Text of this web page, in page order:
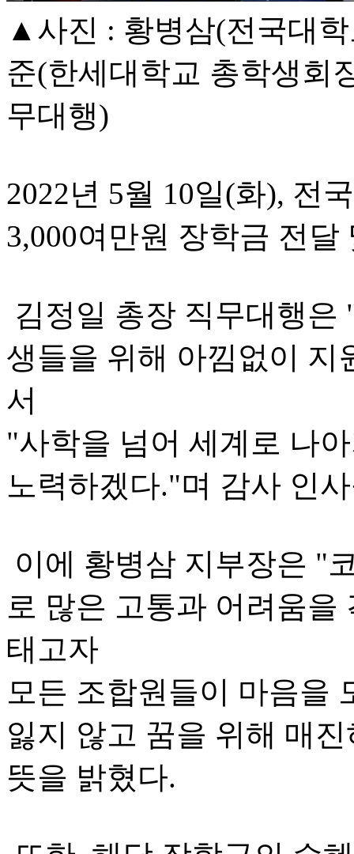
▲사진 : 황병삼(전국대
준(한세대학교 총학생회
무대행)
2022년 5월 10일(화), 전
3,000여만원 장학금 전
김정일 총장 직무대행은
생들을 위해 아낌없이
서
"사학을 넘어 세계로 나
노력하겠다."며 감사 인
이에 황병삼 지부장은 "
로 많은 고통과 어려움을
태고자
모든 조합원들이 마음을
잃지 않고 꿈을 위해 매
뜻을 밝혔다.